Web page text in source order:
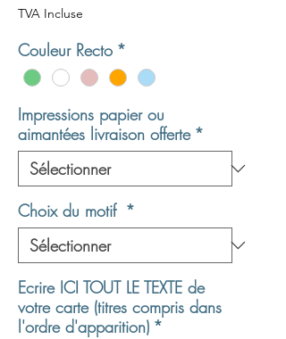
TVA Incluse
Couleur Recto *
Impressions papier ou
aimantées livraison offerte *
Choix du motif *
Ecrire ICI TOUT LE TEXTE de
votre carte (titres compris dans
l'ordre d'apparition) *